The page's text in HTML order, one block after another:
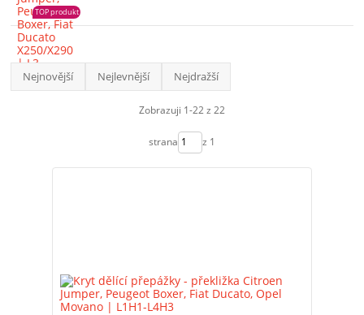
TOP produkt
Nejnovější Nejlevnější Nejdražší
Zobrazuji 1-22 z 22
strana z 1